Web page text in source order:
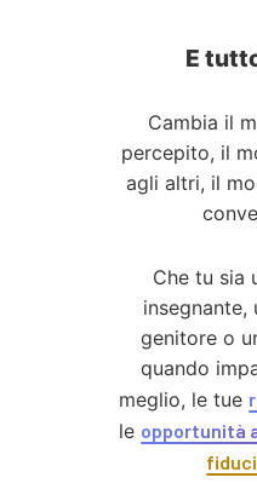
E
Cambia il
percepito, il
agli altri, il
Che tu sia
insegnante,
genitore o
quando
meglio, le tue
le opportunità